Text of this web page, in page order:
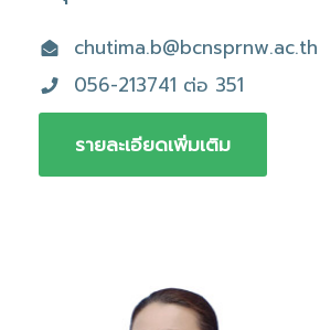
chutima.b@bcnsprnw.ac.th
056-213741 ต่อ 351
รายละเอียดเพิ่มเติม